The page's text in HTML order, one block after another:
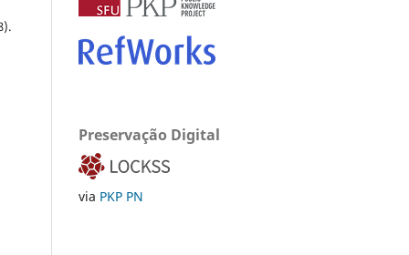
Preservação Digital
via PKP PN